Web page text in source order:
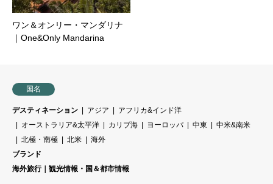
ワン＆オンリー・マンダリナ
｜One&Only Mandarina
国名
デスティネーション アジア
アフリカ&インド洋
オーストラリア&太平洋
カリブ海 ヨーロッパ 中東
中米&南米
北極・南極
北米
海外
ブランド
海外旅行｜観光情報・国＆都市情報